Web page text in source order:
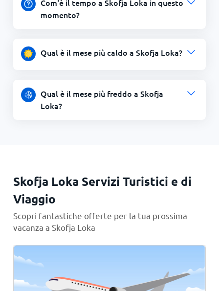
Com'è il tempo a Skofja Loka in questo
momento?
Qual è il mese più caldo a Skofja Loka?
Qual è il mese più freddo a Skofja
Loka?
Skofja Loka Servizi Turistici e di
Viaggio
Scopri fantastiche offerte per la tua prossima
vacanza a Skofja Loka